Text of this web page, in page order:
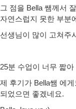
그 점을 Bella 쌤께서
자연스럽지 못한 부분
선생님이 많이 고쳐주
25분 수업이 너무 짧
제 후기가 Bella쌤 에
되었으면 좋겠네요.